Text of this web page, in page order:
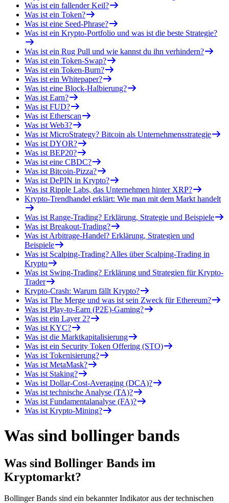
Was ist ein fallender Keil?
Was ist ein Token?
Was ist eine Seed-Phrase?
Was ist ein Krypto-Portfolio und was ist die beste Strategie?
Was ist ein Rug Pull und wie kannst du ihn verhindern?
Was ist ein Token-Swap?
Was ist ein Token-Burn?
Was ist ein Whitepaper?
Was ist eine Block-Halbierung?
Was ist Earn?
Was ist FUD?
Was ist Etherscan
Was ist Web3?
Was ist MicroStrategy? Bitcoin als Unternehmensstrategie
Was ist DYOR?
Was ist BEP20?
Was ist eine CBDC?
Was ist Bitcoin-Pizza?
Was ist DePIN in Krypto?
Was ist Ripple Labs, das Unternehmen hinter XRP?
Krypto-Trendhandel erklärt: Wie man mit dem Markt handelt
Was ist Range-Trading? Erklärung, Strategie und Beispiele
Was ist Breakout-Trading?
Was ist Arbitrage-Handel? Erklärung, Strategien und
Beispiele
Was ist Scalping-Trading? Alles über Scalping-Trading in
Krypto
Was ist Swing-Trading? Erklärung und Strategien für Krypto-
Trader
Krypto-Crash: Warum fällt Krypto?
Was ist The Merge und was ist sein Zweck für Ethereum?
Was ist Play-to-Earn (P2E)-Gaming?
Was ist ein Layer 2?
Was ist KYC?
Was ist die Marktkapitalisierung
Was ist ein Security Token Offering (STO)
Was ist Tokenisierung?
Was ist MetaMask?
Was ist Staking?
Was ist Dollar-Cost-Averaging (DCA)?
Was ist technische Analyse (TA)?
Was ist Fundamentalanalyse (FA)?
Was ist Krypto-Mining?
Was sind bollinger bands
Was sind Bollinger Bands im
Kryptomarkt?
Bollinger Bands sind ein bekannter Indikator aus der technischen